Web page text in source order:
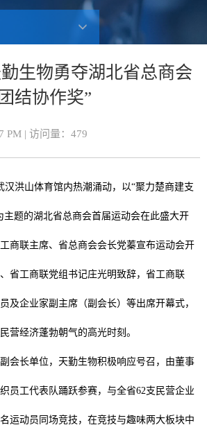
生物勇夺湖北省总商会
结协作奖”
PM | 访问量：479
汉洪山体育馆内热潮涌动，以“聚力楚商建支
主题的湖北省总商会首届运动会在此盛大开
商联主席、省总商会会长党蓁宣布运动会开
省工商联党组书记庄光明致辞，省工商联
及企业家副主席（副会长）等出席开幕式，
营经济蓬勃朝气的高光时刻。
会长单位，天勤生物积极响应号召，由董事
员工代表队踊跃参赛，与全省62支民营企业
运动员同场竞技，在竞技与趣味两大板块中